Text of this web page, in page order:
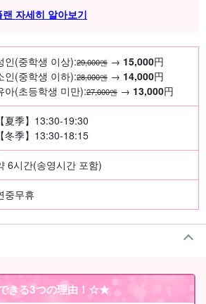
자세히 알아보기
인(중학생 이상):29,000엔 → 15,000円
인(중학생 이하):28,000엔 → 14,000円
아(초등학생 미만):27,000엔 → 13,000円
【夏季】13:30-19:30
【冬季】13:30-18:15
6시간(송영시간 포함)
중무휴
きる3つの理由 ！☆★